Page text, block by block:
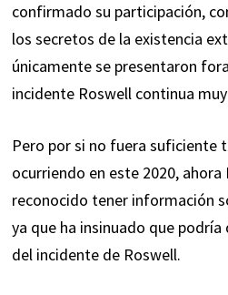
confirmado su participación,
los secretos de la existencia
únicamente se presentaron
incidente Roswell continua
Pero por si no fuera suficiente
ocurriendo en este 2020, ahora
reconocido tener información
ya que ha insinuado que
del incidente de Roswell.